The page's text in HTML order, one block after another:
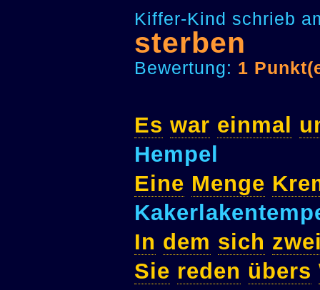
Kiffer-Kind schrieb
sterben
Bewertung: 1
Es war einmal
Hempel
Eine Menge
In dem sich
Sie reden übers